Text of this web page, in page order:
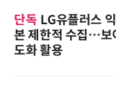
단독 LG유플러스
본 제한적 수집…보
도화 활용